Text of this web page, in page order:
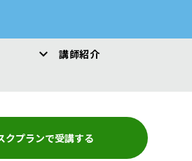
講師紹介
クプランで受講する